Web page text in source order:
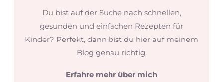
Du bist auf der Suche nach schnellen,
gesunden und einfachen Rezepten für
Kinder? Perfekt, dann bist du hier auf meinem
Blog genau richtig.
Erfahre mehr über mich